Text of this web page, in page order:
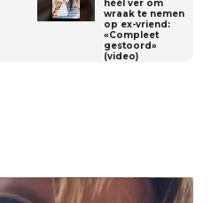
héél ver om
wraak te nemen
op ex-vriend:
«Compleet
gestoord»
(video)